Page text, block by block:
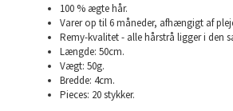
100 % ægte hår.
Varer op til 6 måneder, afhængigt af
Remy-kvalitet - alle hårstrå ligger i den
Længde: 50cm.
Vægt: 50g.
Bredde: 4cm.
Pieces: 20 stykker.